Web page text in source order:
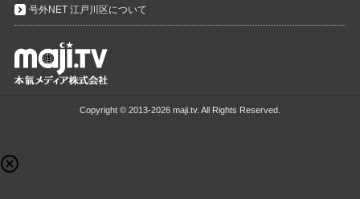
号外NET 江戸川区について
Copyright © 2013-2026 maji.tv. All Rights Reserved.